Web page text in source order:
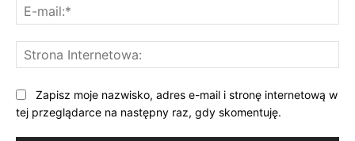
Zapisz moje nazwisko, adres e-mail i stronę internetową w
tej przeglądarce na następny raz, gdy skomentuję.